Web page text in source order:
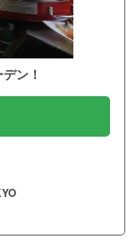
ン！